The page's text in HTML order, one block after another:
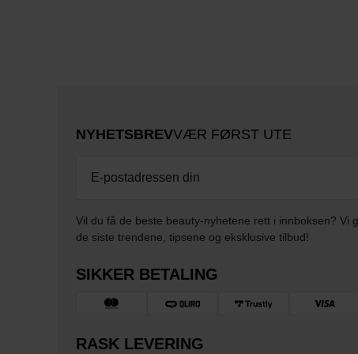
NYHETSBREVVÆR FØRST UTE
Vil du få de beste beauty-nyhetene rett i innboksen? Vi
de siste trendene, tipsene og eksklusive tilbud!
SIKKER BETALING
RASK LEVERING